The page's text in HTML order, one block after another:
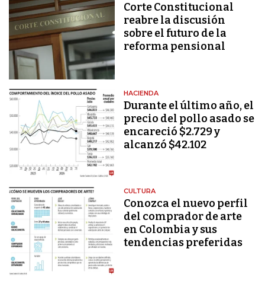
Corte Constitucional
reabre la discusión
sobre el futuro de la
reforma pensional
HACIENDA
Durante el último año, el
precio del pollo asado se
encareció $2.729 y
alcanzó $42.102
CULTURA
Conozca el nuevo perfil
del comprador de arte
en Colombia y sus
tendencias preferidas